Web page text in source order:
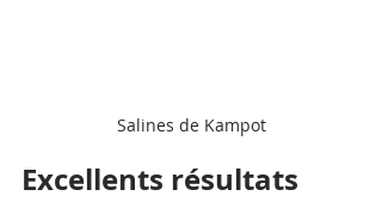
Salines de Kampot
Excellents résultats